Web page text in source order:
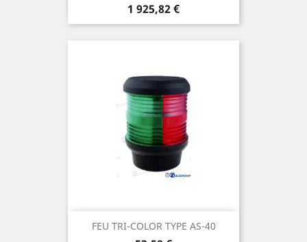
Prix
1 925,82 €
FEU TRI-COLOR TYPE AS-40